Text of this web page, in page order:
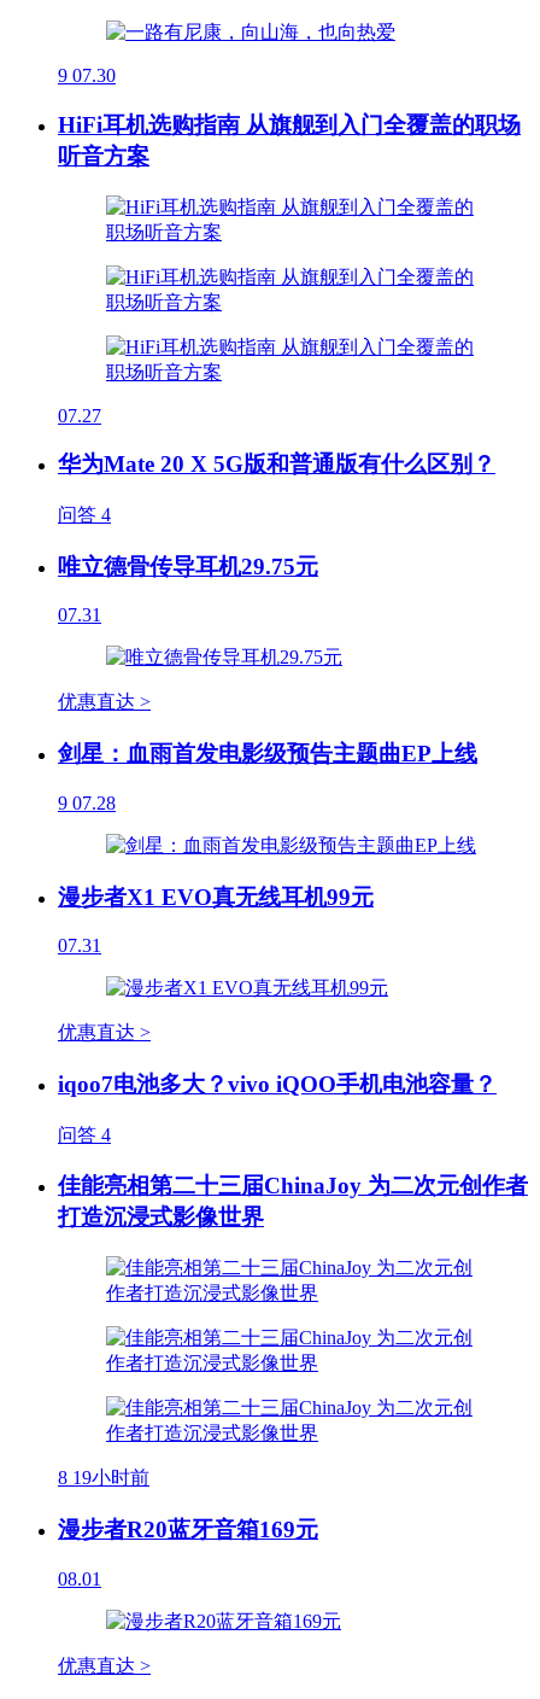
9 07.30
HiFi耳机选购指南 从旗舰到入门全覆盖的职场
听音方案
07.27
华为Mate 20 X 5G版和普通版有什么区别？
问答 4
唯立德骨传导耳机29.75元
07.31
优惠直达 >
剑星：血雨首发电影级预告主题曲EP上线
9 07.28
漫步者X1 EVO真无线耳机99元
07.31
优惠直达 >
iqoo7电池多大？vivo iQOO手机电池容量？
问答 4
佳能亮相第二十三届ChinaJoy 为二次元创作者
打造沉浸式影像世界
8 19小时前
漫步者R20蓝牙音箱169元
08.01
优惠直达 >